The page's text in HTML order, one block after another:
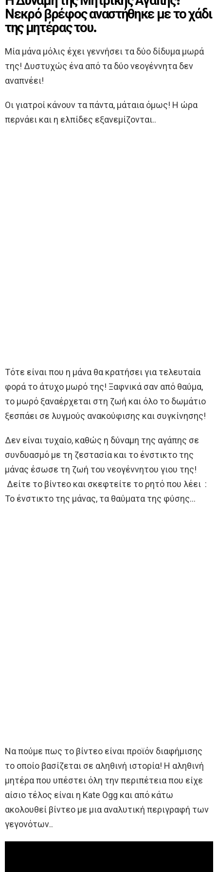
Νεκρό βρέφος αναστήθηκε με το χάδι
της μητέρας του.
Μία μάνα μόλις έχει γεννήσει τα δύο δίδυμα μωρά
της! Δυστυχώς ένα από τα δύο νεογέννητα δεν
αναπνέει!
Οι γιατροί κάνουν τα πάντα, μάταια όμως! Η ώρα
περνάει και η ελπίδες εξανεμίζονται..
Τότε είναι που η μάνα θα κρατήσει για τελευταία
φορά το άτυχο μωρό της! Ξαφνικά σαν από θαύμα,
το μωρό ξαναέρχεται στη ζωή και όλο το δωμάτιο
ξεσπάει σε λυγμούς ανακούφισης και συγκίνησης!
Δεν είναι τυχαίο, καθώς η δύναμη της αγάπης σε
συνδυασμό με τη ζεστασία και το ένστικτο της
μάνας έσωσε τη ζωή του νεογέννητου γιου της!
Δείτε το βίντεο και σκεφτείτε το ρητό που λέει :
Το ένστικτο της μάνας, τα θαύματα της φύσης…
Να πούμε πως το βίντεο είναι προϊόν διαφήμισης
το οποίο βασίζεται σε αληθινή ιστορία! Η αληθινή
μητέρα που υπέστει όλη την περιπέτεια που είχε
αίσιο τέλος είναι η Kate Ogg και από κάτω
ακολουθεί βίντεο με μια αναλυτική περιγραφή των
γεγονότων..